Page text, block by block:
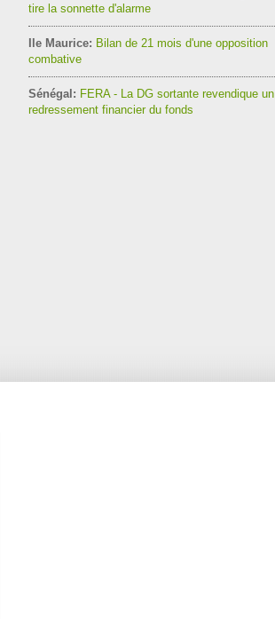
tire la sonnette d'alarme
Ile Maurice: Bilan de 21 mois d'une opposition
combative
Sénégal: FERA - La DG sortante revendique un
redressement financier du fonds